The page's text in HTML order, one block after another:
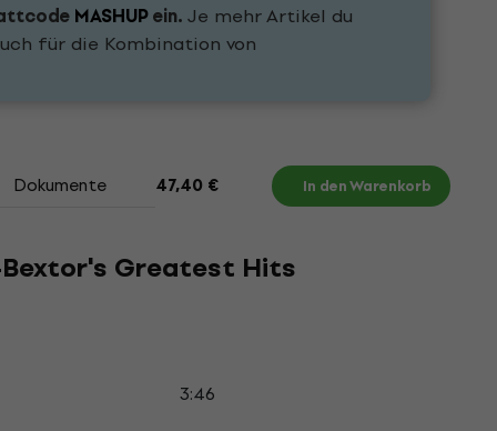
MASHUPein.Je mehr Artikel du
für die Kombination von
Dokumente 47,40 € In den Warenkorb
Bextor's Greatest Hits
3:46